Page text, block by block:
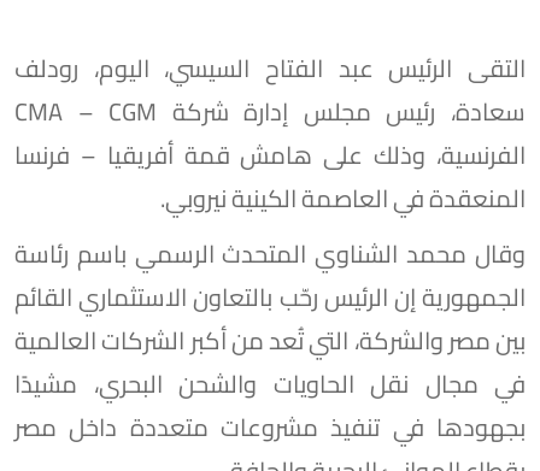
التقى الرئيس عبد الفتاح السيسي، اليوم، رودلف
سعادة، رئيس مجلس إدارة شركة CMA – CGM
الفرنسية، وذلك على هامش قمة أفريقيا – فرنسا
المنعقدة في العاصمة الكينية نيروبي.
وقال محمد الشناوي المتحدث الرسمي باسم رئاسة
الجمهورية إن الرئيس رحّب بالتعاون الاستثماري القائم
بين مصر والشركة، التي تُعد من أكبر الشركات العالمية
في مجال نقل الحاويات والشحن البحري، مشيدًا
بجهودها في تنفيذ مشروعات متعددة داخل مصر